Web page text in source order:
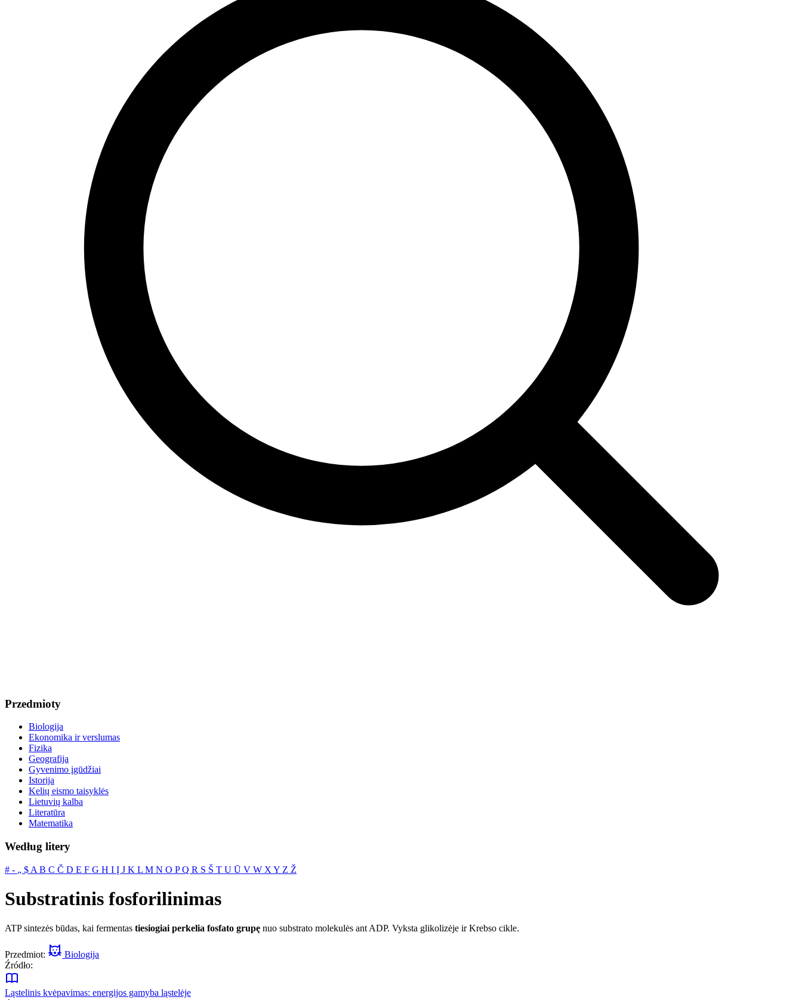
Przedmioty
Biologija
Ekonomika ir verslumas
Fizika
Geografija
Gyvenimo įgūdžiai
Istorija
Kelių eismo taisyklės
Lietuvių kalba
Literatūra
Matematika
Według litery
# ‐ „ $ A B C Č D E F G H I Į J K L M N O PQ R S Š T U Ū V W X Y Z Ž
Substratinis fosforilinimas
ATP sintezės būdas, kai fermentas tiesiogiai perkelia fosfato grupę nuo substrato molekulės ant ADP. Vyksta glikolizėje ir Krebso cikle.
Przedmiot:
Biologija
Źródło:
Ląstelinis kvėpavimas: energijos gamyba ląstelėje